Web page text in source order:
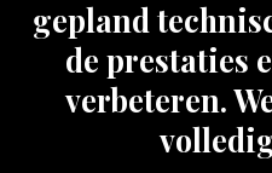
gepland
de prestaties
verbeteren.